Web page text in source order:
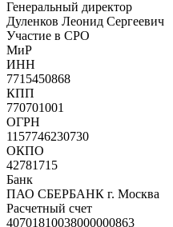
Генеральный директор
Дуленков Леонид Сергеевич
Участие в СРО
МиР
ИНН
7715450868
КПП
770701001
ОГРН
1157746230730
ОКПО
42781715
Банк
ПАО СБЕРБАНК г. Москва
Расчетный счет
40701810038000000863